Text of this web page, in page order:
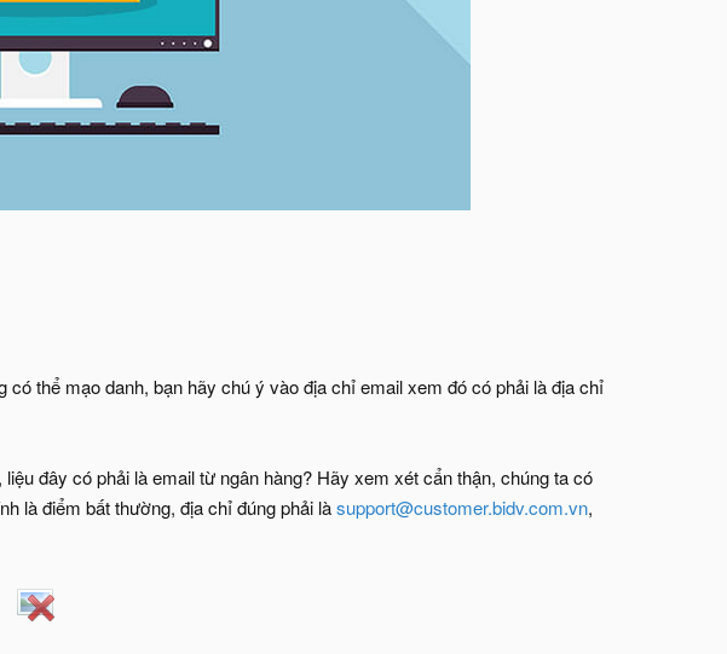
thể mạo danh, bạn hãy chú ý vào địa chỉ email xem đó có phải là địa chỉ
đây có phải là email từ ngân hàng? Hãy xem xét cẩn thận, chúng ta có
là điểm bất thường, địa chỉ đúng phải làsupport@customer.bidv.com.vn,